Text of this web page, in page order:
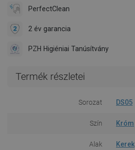
PerfectClean
2 év garancia
PZH Higiéniai Tanúsítvány
Termék részletei
Sorozat DS05
Szín Króm
Alak Kerek